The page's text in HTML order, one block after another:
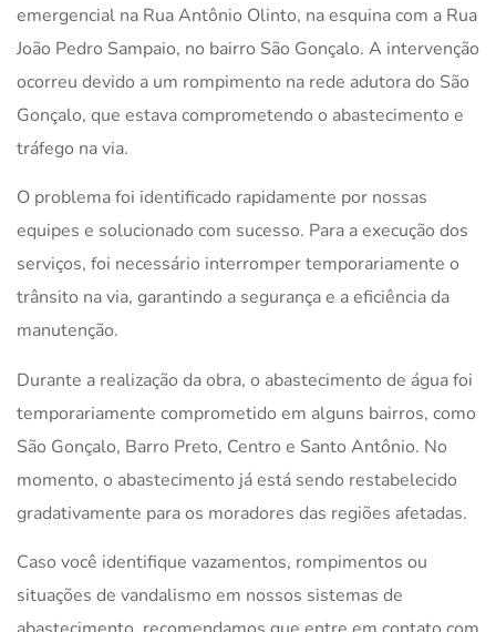
emergencial na Rua Antônio Olinto, na esquina com a Rua
João Pedro Sampaio, no bairro São Gonçalo. A intervenção
ocorreu devido a um rompimento na rede adutora do São
Gonçalo, que estava comprometendo o abastecimento e
tráfego na via.
O problema foi identificado rapidamente por nossas
equipes e solucionado com sucesso. Para a execução dos
serviços, foi necessário interromper temporariamente o
trânsito na via, garantindo a segurança e a eficiência da
manutenção.
Durante a realização da obra, o abastecimento de água foi
temporariamente comprometido em alguns bairros, como
São Gonçalo, Barro Preto, Centro e Santo Antônio. No
momento, o abastecimento já está sendo restabelecido
gradativamente para os moradores das regiões afetadas.
Caso você identifique vazamentos, rompimentos ou
situações de vandalismo em nossos sistemas de